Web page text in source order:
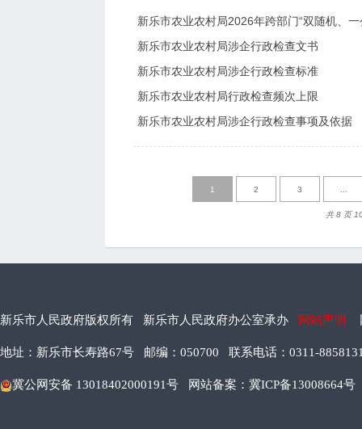
新乐市农业农村局2026年跨部门“双随机、
新乐市农业农村局涉企行政检查文书
新乐市农业农村局涉企行政检查标准
新乐市农业农村局行政检查频次上限
新乐市农业农村局涉企行政检查事项及依据
1 2 3
共 8 页